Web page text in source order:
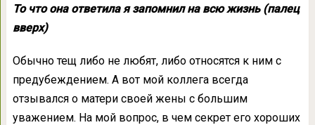
То что она ответила я запомнил на всю жизнь (палец
вверх)
Обычно тещ либо не любят, либо относятся к ним с
предубеждением. А вот мой коллега всегда
отзывался о матери своей жены с большим
уважением. На мой вопрос, в чем секрет его хороших